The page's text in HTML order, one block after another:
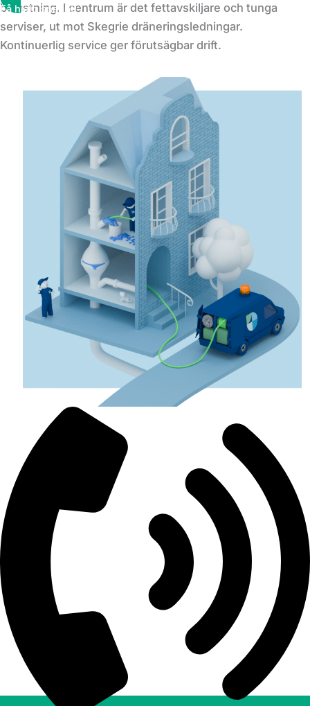
belastning. I centrum är det fettavskiljare och tunga
serviser, ut mot Skegrie dräneringsledningar.
Kontinuerlig service ger förutsägbar drift.
Få hjälp snabbt!